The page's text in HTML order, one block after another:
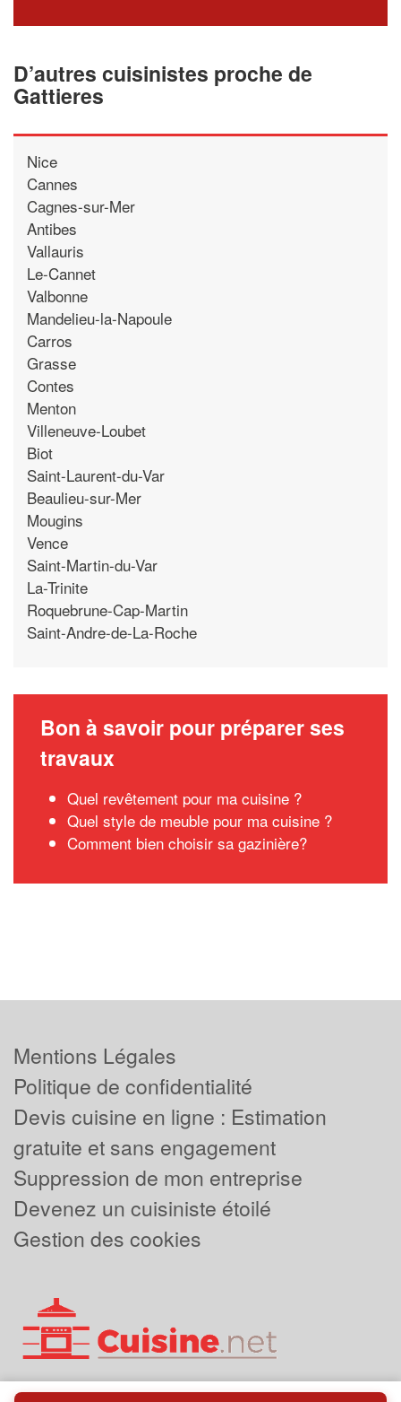
D’autres cuisinistes proche de
Gattieres
Nice
Cannes
Cagnes-sur-Mer
Antibes
Vallauris
Le-Cannet
Valbonne
Mandelieu-la-Napoule
Carros
Grasse
Contes
Menton
Villeneuve-Loubet
Biot
Saint-Laurent-du-Var
Beaulieu-sur-Mer
Mougins
Vence
Saint-Martin-du-Var
La-Trinite
Roquebrune-Cap-Martin
Saint-Andre-de-La-Roche
Bon à savoir pour préparer ses
travaux
Quel revêtement pour ma cuisine ?
Quel style de meuble pour ma cuisine ?
Comment bien choisir sa gazinière?
Mentions Légales
Politique de confidentialité
Devis cuisine en ligne : Estimation
gratuite et sans engagement
Suppression de mon entreprise
Devenez un cuisiniste étoilé
Gestion des cookies